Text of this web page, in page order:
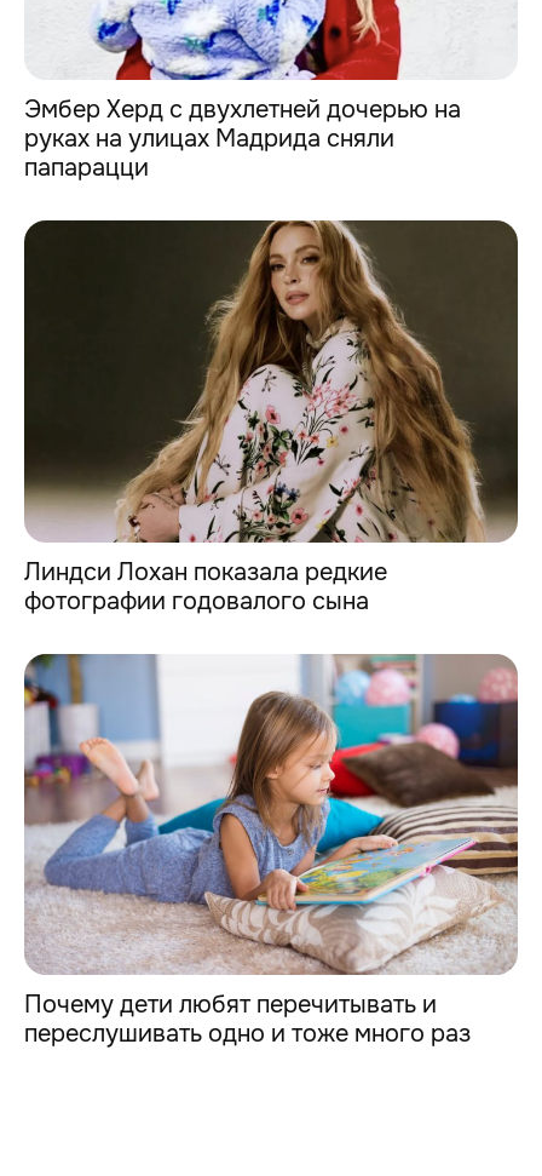
Эмбер Херд с двухлетней дочерью на
руках на улицах Мадрида сняли
папарацци
Линдси Лохан показала редкие
фотографии годовалого сына
Почему дети любят перечитывать и
переслушивать одно и тоже много раз